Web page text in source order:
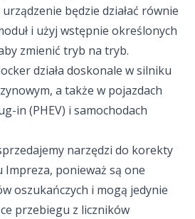
będzie działać równie
i użyj wstępnie określonych
zmienić tryb na tryb.
działa doskonale w silniku
a także w pojazdach
in (PHEV) i samochodach
narzędzi do korekty
ponieważ są one
oszukańczych i mogą jedynie
przebiegu z liczników